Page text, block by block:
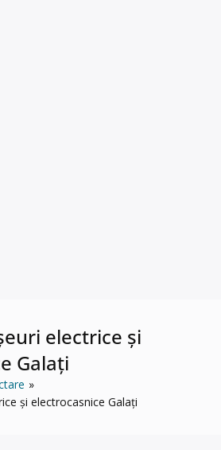
electrice și
Galați
și electrocasnice Galați